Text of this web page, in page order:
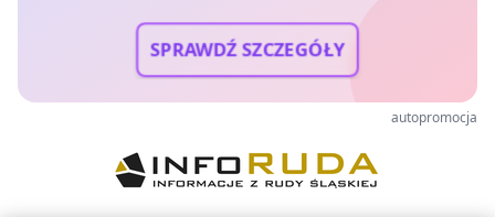
SPRAWDŹ SZCZEGÓŁY
autopromocja